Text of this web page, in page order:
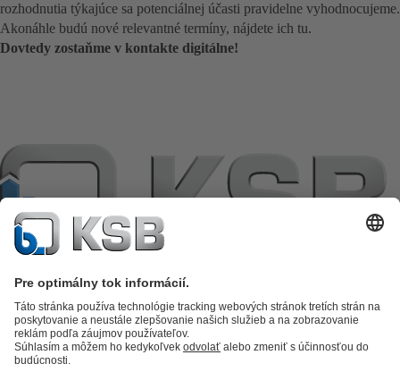
rozhodnutia týkajúce sa potenciálnej účasti pravidelne vyhodnocujeme.
Akonáhle budú nové relevantné termíny, nájdete ich tu.
Dovtedy zostaňme v kontakte digitálne!
Katalóg produktovKSB SupremeServ: Premium service for pumps
and valvesKSB SupremeServ: Spare partsNákupný košíkSoftware a